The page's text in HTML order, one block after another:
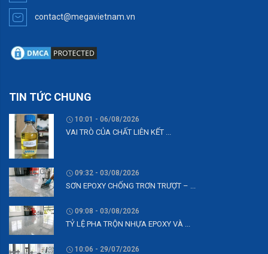
contact@megavietnam.vn
TIN TỨC CHUNG
10:01 - 06/08/2026
VAI TRÒ CỦA CHẤT LIÊN KẾT ...
09:32 - 03/08/2026
SƠN EPOXY CHỐNG TRƠN TRƯỢT – ...
09:08 - 03/08/2026
TỶ LỆ PHA TRỘN NHỰA EPOXY VÀ ...
10:06 - 29/07/2026